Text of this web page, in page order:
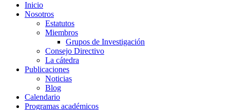
Inicio
Nosotros
Estatutos
Miembros
Grupos de Investigación
Consejo Directivo
La cátedra
Publicaciones
Noticias
Blog
Calendario
Programas académicos